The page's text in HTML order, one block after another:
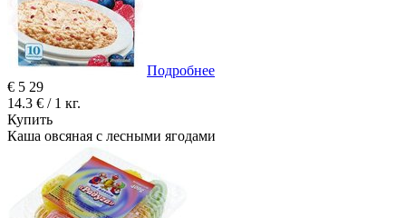
Подробнее
€ 5 29
14.3 € / 1 кг.
Купить
Каша овсяная с лесными ягодами